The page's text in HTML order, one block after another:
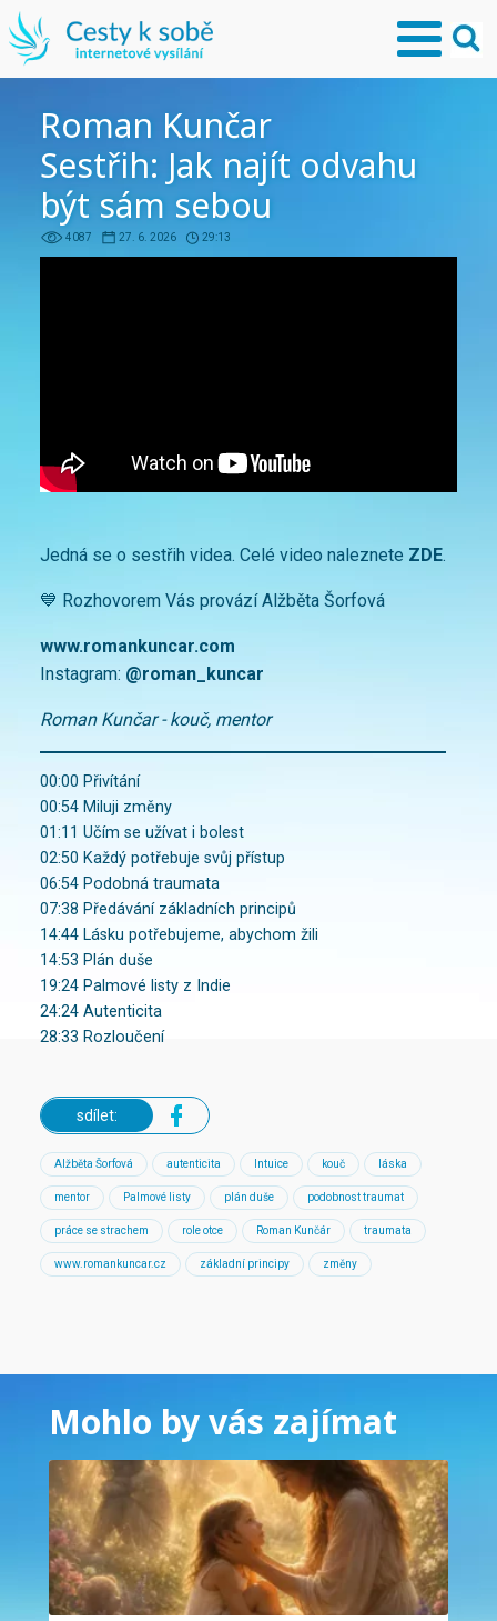
Roman Kunčar
Sestřih: Jak najít odvahu
být sám sebou
4087 27. 6. 2026 29:13
Jedná se o sestřih videa. Celé video naleznete ZDE
💙 Rozhovorem Vás provází Alžběta Šorfová
www.romankuncar.com
Instagram: @roman_kuncar
Roman Kunčar - kouč, mentor
00:00 Přivítání
00:54 Miluji změny
01:11 Učím se užívat i bolest
02:50 Každý potřebuje svůj přístup
06:54 Podobná traumata
07:38 Předávání základních principů
14:44 Lásku potřebujeme, abychom žili
14:53 Plán duše
19:24 Palmové listy z Indie
24:24 Autenticita
28:33 Rozloučení
sdílet:
Alžběta Šorfová autenticita Intuice kouč láska
mentor Palmové listy plán duše podobnost traumat
práce se strachem role otce Roman Kunčár traumata
www.romankuncar.cz základní principy změny
Mohlo by vás zajímat